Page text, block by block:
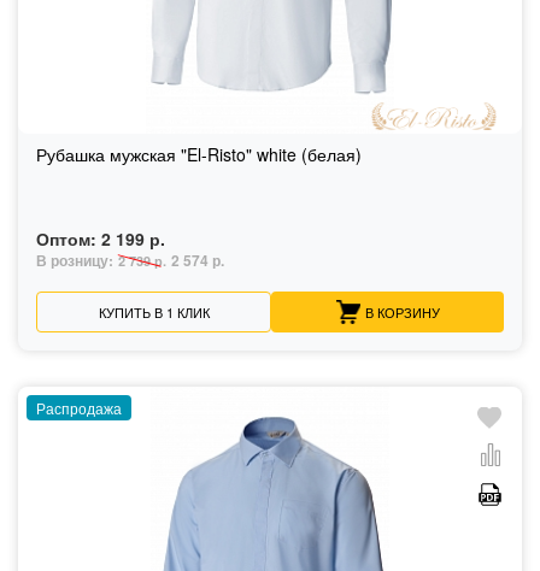
Рубашка мужская "El-Risto" white (белая)
Оптом: 2 199 р.
В розницу: 2 739 р. 2 574 р.
КУПИТЬ В 1 КЛИК В КОРЗИНУ
Распродажа